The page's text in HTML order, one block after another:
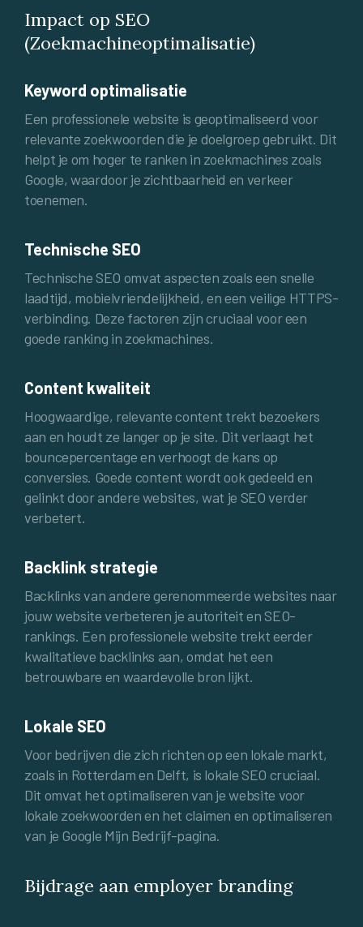
Impact op SEO
(Zoekmachineoptimalisatie)
Keyword optimalisatie
Een professionele website is geoptimaliseerd voor
relevante zoekwoorden die je doelgroep gebruikt. Dit
helpt je om hoger te ranken in zoekmachines zoals
Google, waardoor je zichtbaarheid en verkeer
toenemen.
Technische SEO
Technische SEO omvat aspecten zoals een snelle
laadtijd, mobielvriendelijkheid, en een veilige HTTPS-
verbinding. Deze factoren zijn cruciaal voor een
goede ranking in zoekmachines.
Content kwaliteit
Hoogwaardige, relevante content trekt bezoekers
aan en houdt ze langer op je site. Dit verlaagt het
bouncepercentage en verhoogt de kans op
conversies. Goede content wordt ook gedeeld en
gelinkt door andere websites, wat je SEO verder
verbetert.
Backlink strategie
Backlinks van andere gerenommeerde websites naar
jouw website verbeteren je autoriteit en SEO-
rankings. Een professionele website trekt eerder
kwalitatieve backlinks aan, omdat het een
betrouwbare en waardevolle bron lijkt.
Lokale SEO
Voor bedrijven die zich richten op een lokale markt,
zoals in Rotterdam en Delft, is lokale SEO cruciaal.
Dit omvat het optimaliseren van je website voor
lokale zoekwoorden en het claimen en optimaliseren
van je Google Mijn Bedrijf-pagina.
Bijdrage aan employer branding